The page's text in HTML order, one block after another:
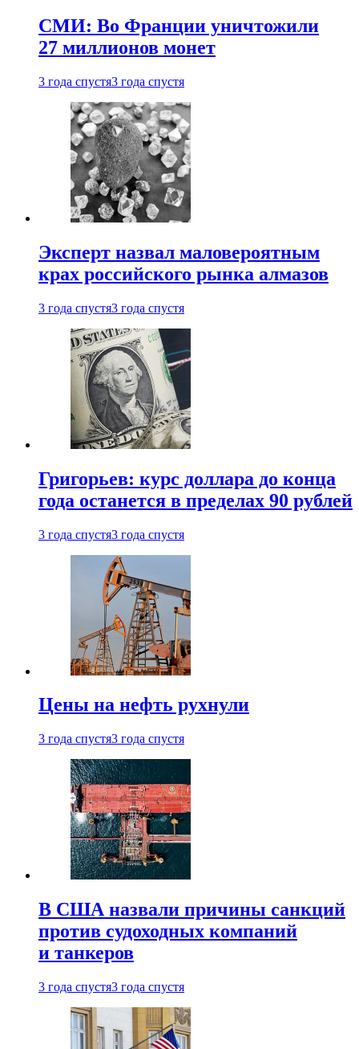
СМИ: Во Франции уничтожили
27 миллионов монет
3 года спустя3 года спустя
Эксперт назвал маловероятным
крах российского рынка алмазов
3 года спустя3 года спустя
Григорьев: курс доллара до конца
года останется в пределах 90 рублей
3 года спустя3 года спустя
Цены на нефть рухнули
3 года спустя3 года спустя
В США назвали причины санкций
против судоходных компаний
и танкеров
3 года спустя3 года спустя